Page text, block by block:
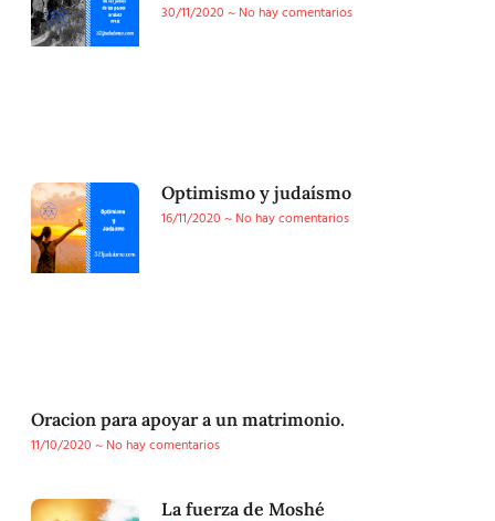
30/11/2020
No hay comentarios
Optimismo y judaísmo
16/11/2020
No hay comentarios
Oracion para apoyar a un matrimonio.
11/10/2020
No hay comentarios
La fuerza de Moshé